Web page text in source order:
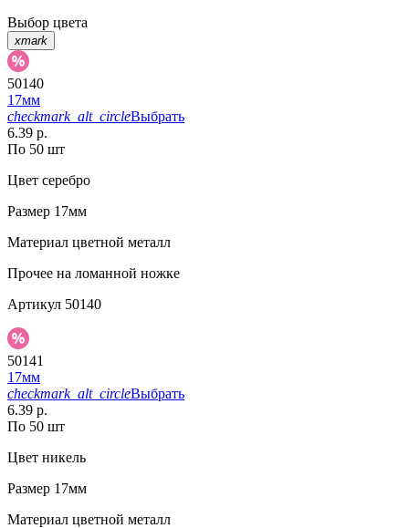
Выбор цвета
xmark
50140
17мм
checkmark_alt_circleВыбрать
6.39 р.
По 50 шт
Цвет серебро
Размер 17мм
Материал цветной металл
Прочее на ломанной ножке
Артикул 50140
50141
17мм
checkmark_alt_circleВыбрать
6.39 р.
По 50 шт
Цвет никель
Размер 17мм
Материал цветной металл